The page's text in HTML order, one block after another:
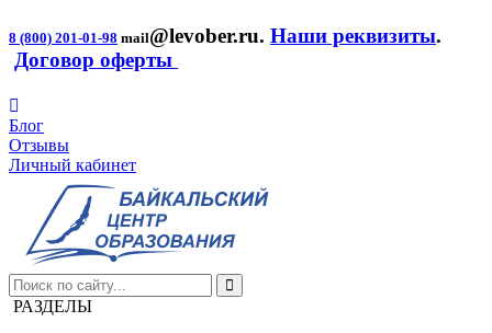
8 (800) 201-01-98 mail@levober.ru. Наши реквизиты.
Договор оферты
Блог
Отзывы
Личный кабинет
РАЗДЕЛЫ